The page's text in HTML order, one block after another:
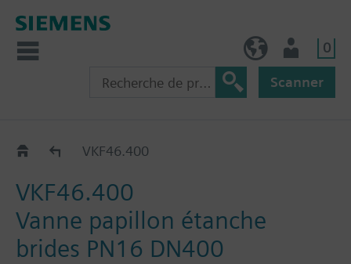
0
Scanner
VKF46..VKF46.400
VKF46.400
Vanne papillon étanche
brides PN16 DN400